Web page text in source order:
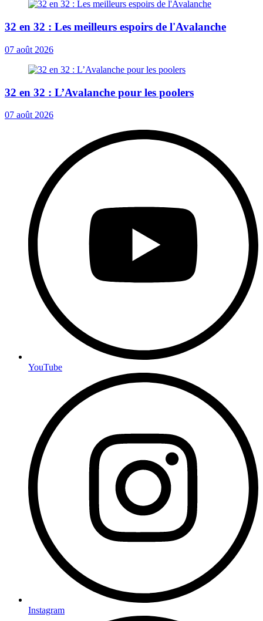
32 en 32 : Les meilleurs espoirs de l'Avalanche
07 août 2026
32 en 32 : L’Avalanche pour les poolers
07 août 2026
YouTube
Instagram